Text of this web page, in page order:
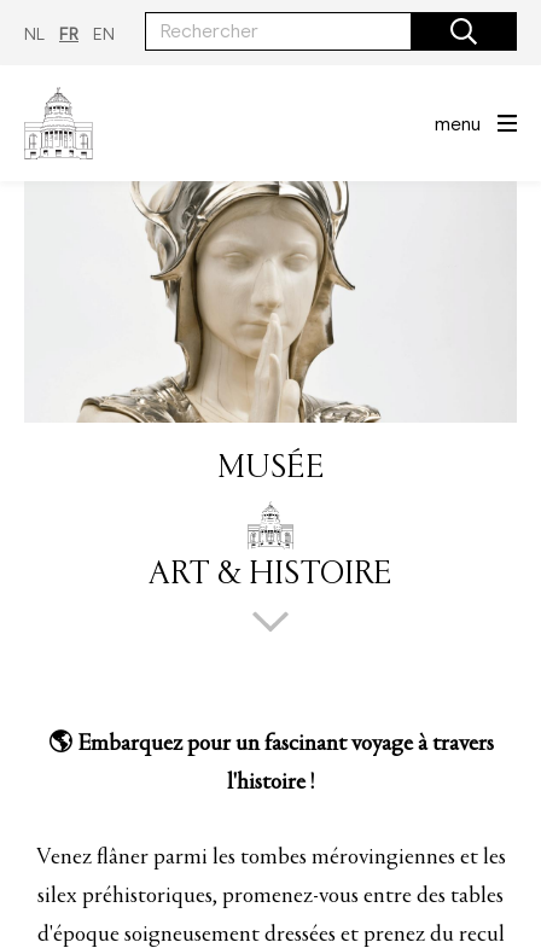
NL FR EN
menu
MUSÉE
ART & HISTOIRE
🌎 Embarquez pour un fascinant voyage à travers
l'histoire !
Venez flâner parmi les tombes mérovingiennes et les
silex préhistoriques, promenez-vous entre des tables
d'époque soigneusement dressées et prenez du recul